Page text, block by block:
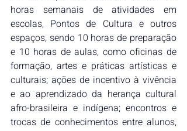
horas semanais de atividades em
escolas, Pontos de Cultura e outros
espaços, sendo 10 horas de preparação
e 10 horas de aulas, como oficinas de
formação, artes e práticas artísticas e
culturais; ações de incentivo à vivência
e ao aprendizado da herança cultural
afro-brasileira e indígena; encontros e
trocas de conhecimentos entre alunos,